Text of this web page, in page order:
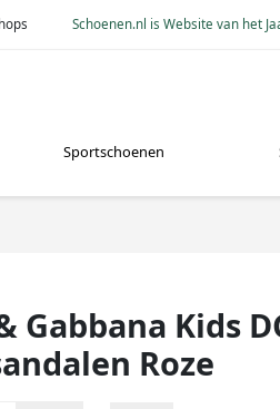
Schoenen.nl is Website van het
Sportschoenen
Gabbana Kids
Roze